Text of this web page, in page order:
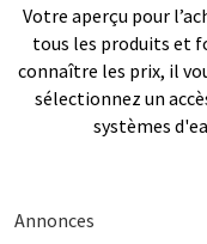
Votre aperçu pour
tous les produits et
connaître les prix, il
sélectionnez un
systèmes
Annonces